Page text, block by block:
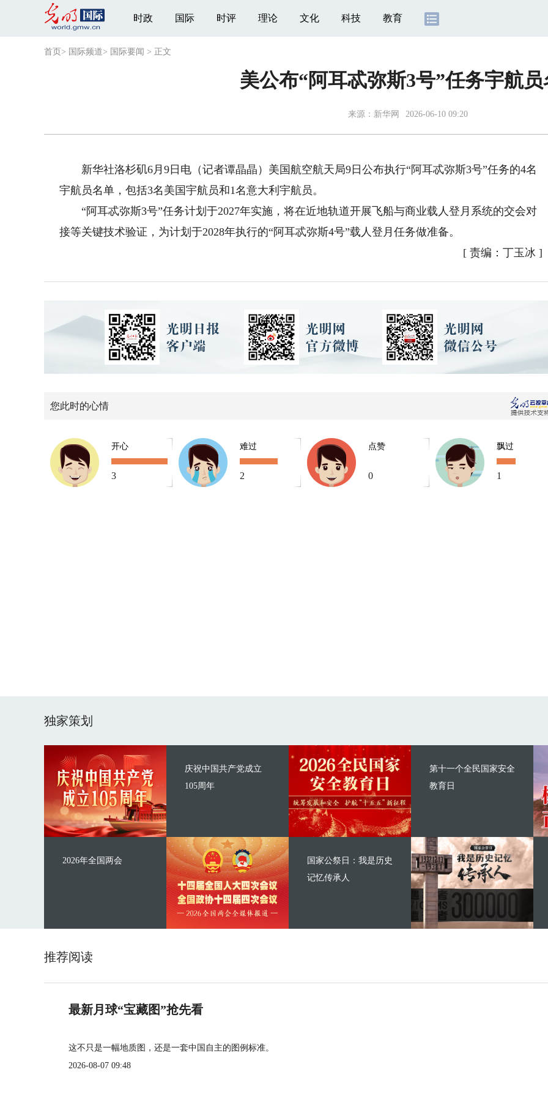
时政 国际 时评 理论 文化 科技 教育
首页 > 国际频道> 国际要闻 > 正文
美公布“阿耳忒弥斯3号”任务宇航
来源： 新华网 2026-06-10 09:20
新华社洛杉矶6月9日电（记者谭晶晶）美国航空航天局9日公布执行“阿耳忒弥斯3号”任务的4名
宇航员名单，包括3名美国宇航员和1名意大利宇航员。
“阿耳忒弥斯3号”任务计划于2027年实施，将在近地轨道开展飞船与商业载人登月系统的交会对
接等关键技术验证，为计划于2028年执行的“阿耳忒弥斯4号”载人登月任务做准备。
[ 责编：丁玉冰 ]
您此时的心情
开心
3
难过
2
点赞
0
飘过
1
独家策划
庆祝中国共产党成立
105周年
2026年全国两会
第十一个全民国家安全
教育日
国家公祭日：我是历史
记忆传承人
推荐阅读
最新月球“宝藏图”抢先看
这不只是一幅地质图，还是一套中国自主的图例标准。
2026-08-07 09:48